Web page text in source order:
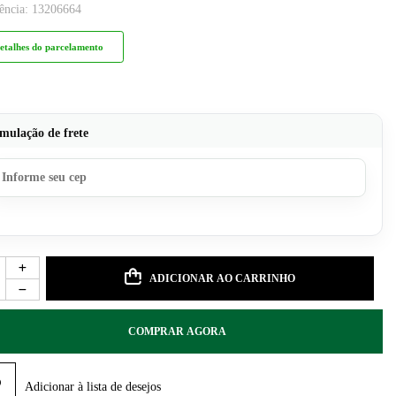
13206664
do parcelamento
de frete
ADICIONAR AO CARRINHO
COMPRAR AGORA
Adicionar à lista de desejos